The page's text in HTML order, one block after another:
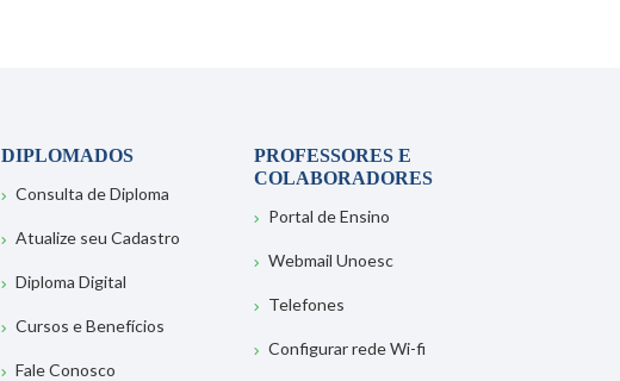
DIPLOMADOS
Consulta de Diploma
Atualize seu Cadastro
Diploma Digital
Cursos e Benefícios
Fale Conosco
PROFESSORES E
COLABORADORES
Portal de Ensino
Webmail Unoesc
Telefones
Configurar rede Wi-fi